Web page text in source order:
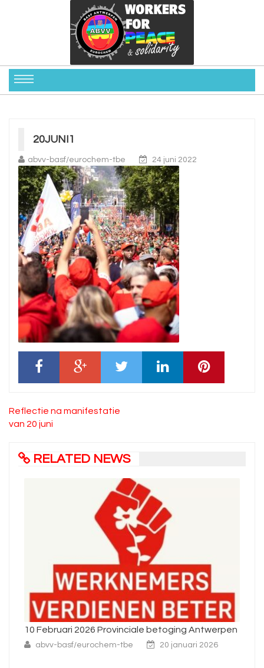
20JUNI1
abvv-basf/eurochem-tbe 24 juni 2022
Bericht
navigatie
Reflectie na manifestatie
van 20 juni
RELATED NEWS
10 Februari 2026 Provinciale betoging Antwerpen
abvv-basf/eurochem-tbe 20 januari 2026